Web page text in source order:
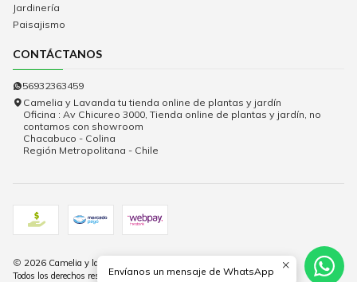
Jardinería
Paisajismo
CONTÁCTANOS
56932363459
Camelia y Lavanda tu tienda online de plantas y jardín
Oficina : Av Chicureo 3000, Tienda online de plantas y jardín, no
contamos con showroom
Chacabuco - Colina
Región Metropolitana - Chile
2026 Camelia y lavanda.
Todos los derechos reservados.Desarrollado por Jumpseller.
Envíanos un mensaje de WhatsApp